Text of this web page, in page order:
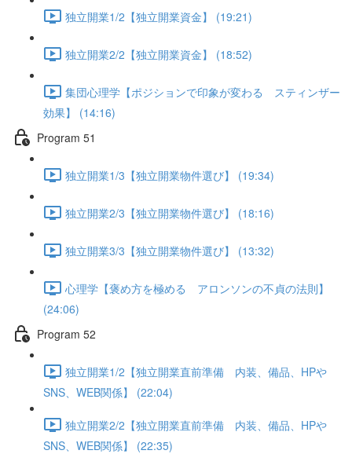
独立開業1/2【独立開業資金】 (19:21)
独立開業2/2【独立開業資金】 (18:52)
集団心理学【ポジションで印象が変わる スティンザー
効果】 (14:16)
Program 51
独立開業1/3【独立開業物件選び】 (19:34)
独立開業2/3【独立開業物件選び】 (18:16)
独立開業3/3【独立開業物件選び】 (13:32)
心理学【褒め方を極める アロンソンの不貞の法則】
(24:06)
Program 52
独立開業1/2【独立開業直前準備 内装、備品、HPや
SNS、WEB関係】 (22:04)
独立開業2/2【独立開業直前準備 内装、備品、HPや
SNS、WEB関係】 (22:35)